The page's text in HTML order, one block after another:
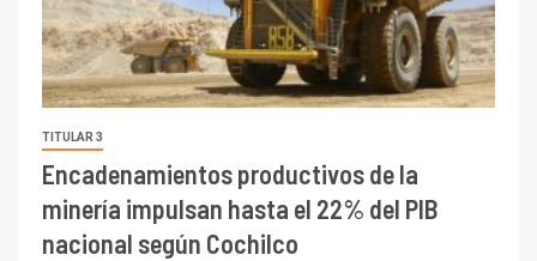
TITULAR 3
Encadenamientos productivos de la
minería impulsan hasta el 22% del PIB
nacional según Cochilco